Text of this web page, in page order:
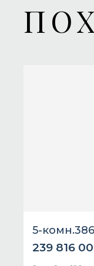
5-комн.
239 816